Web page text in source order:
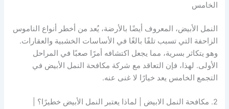
الخامس
النمل الأبيض، المعروف أيضًا بالأرضة، يُعد من أخطر أنواع الناموس
الزاحفة التي تسبب تلفًا بالغًا في الأساسات الخشبية والعقارات.
وهو يتكاثر بسرية، مما يجعل اكتشافه أمرًا صعبًا في المراحل
الأولى. لهذا، فإن التعاقد مع شركة مكافحة النمل الأبيض في
التجمع الخامس يعد خيارًا لا غنى عنه.
2. مكافحة النمل الابيض | لماذا يعتبر النمل الأبيض خطيرًا؟ |